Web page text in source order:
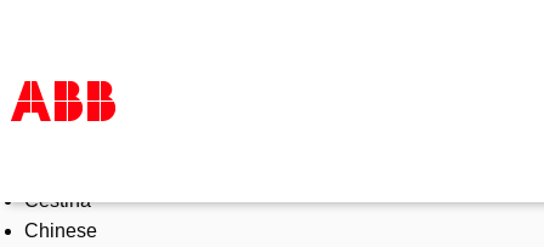
Products & Solutions
Industries
Čeština
Chinese